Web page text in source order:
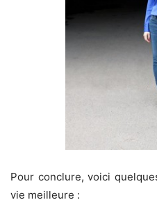
Pour conclure, voici
vie meilleure :